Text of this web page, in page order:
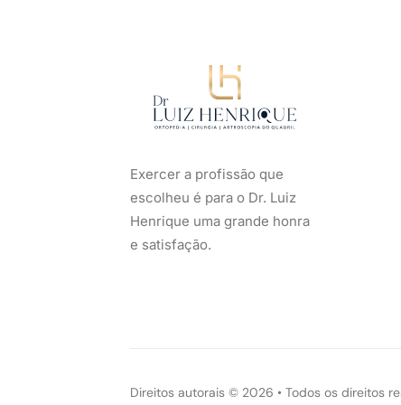
Exercer a profissão que
escolheu é para o Dr. Luiz
Henrique uma grande honra
e satisfação.
Direitos autorais © 2026 • Todos os direitos